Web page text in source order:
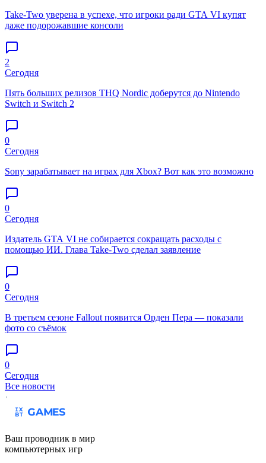
Take-Two уверена в успехе, что игроки ради GTA VI купят
даже подорожавшие консоли
2
Сегодня
Пять больших релизов THQ Nordic доберутся до Nintendo
Switch и Switch 2
0
Сегодня
Sony зарабатывает на играх для Xbox? Вот как это возможно
0
Сегодня
Издатель GTA VI не собирается сокращать расходы с
помощью ИИ. Глава Take-Two сделал заявление
0
Сегодня
В третьем сезоне Fallout появится Орден Пера — показали
фото со съёмок
0
Сегодня
Все новости
Ваш проводник в мир
компьютерных игр